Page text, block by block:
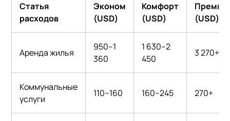
Статья
расходов
Эконом
(USD)
Комфорт
(USD)
(USD)
Аренда жилья
950–1
360
1 630–2
450
3 270+
Коммунальные
услуги
110–160 160–245 270+